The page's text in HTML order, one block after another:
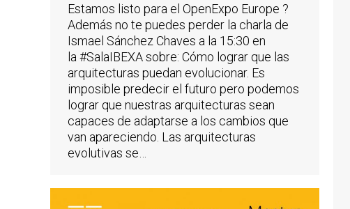
Estamos listo para el OpenExpo Europe ?
Además no te puedes perder la charla de
Ismael Sánchez Chaves a la 15:30 en
la #SalaIBEXA sobre: Cómo lograr que las
arquitecturas puedan evolucionar. Es
imposible predecir el futuro pero podemos
lograr que nuestras arquitecturas sean
capaces de adaptarse a los cambios que
van apareciendo. Las arquitecturas
evolutivas se…